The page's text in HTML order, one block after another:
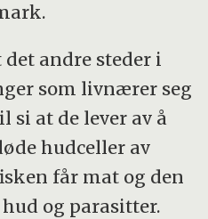
andre steder i
som livnærer seg
si at de lever av å
hudceller av
får mat og den
og parasitter.